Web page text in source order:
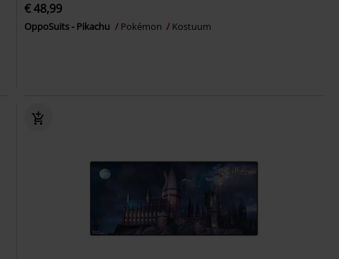
€ 48,99
OppoSuits - Pikachu Pokémon Kostuum